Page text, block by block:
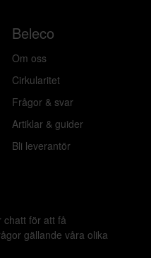
Beleco
Om oss
Cirkularitet
Frågor & svar
Artiklar & guider
Bli leverantör
chatt för att få
gällande våra olika